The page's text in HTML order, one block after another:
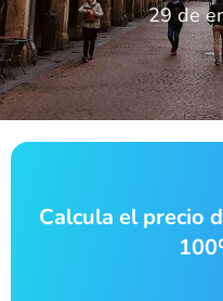
29 de
Calcula el precio